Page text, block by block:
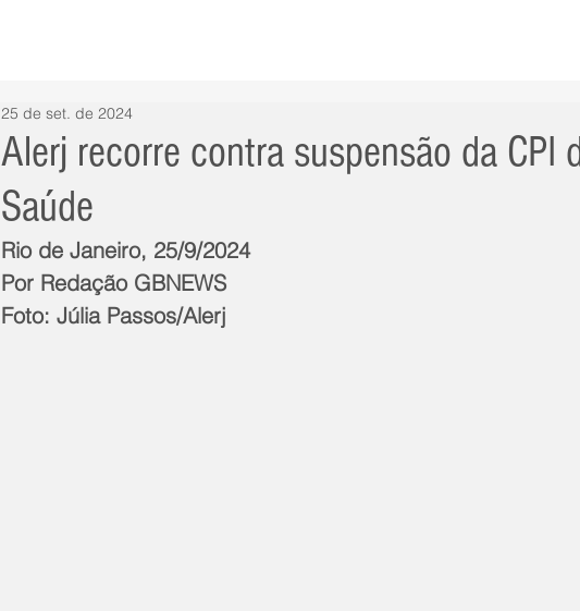
Alerj recorre contra suspensão da CPI
Saúde
25 de set. de 2024
Rio de Janeiro, 25/9/2024
Por Redação GBNEWS
Foto: Júlia Passos/Alerj